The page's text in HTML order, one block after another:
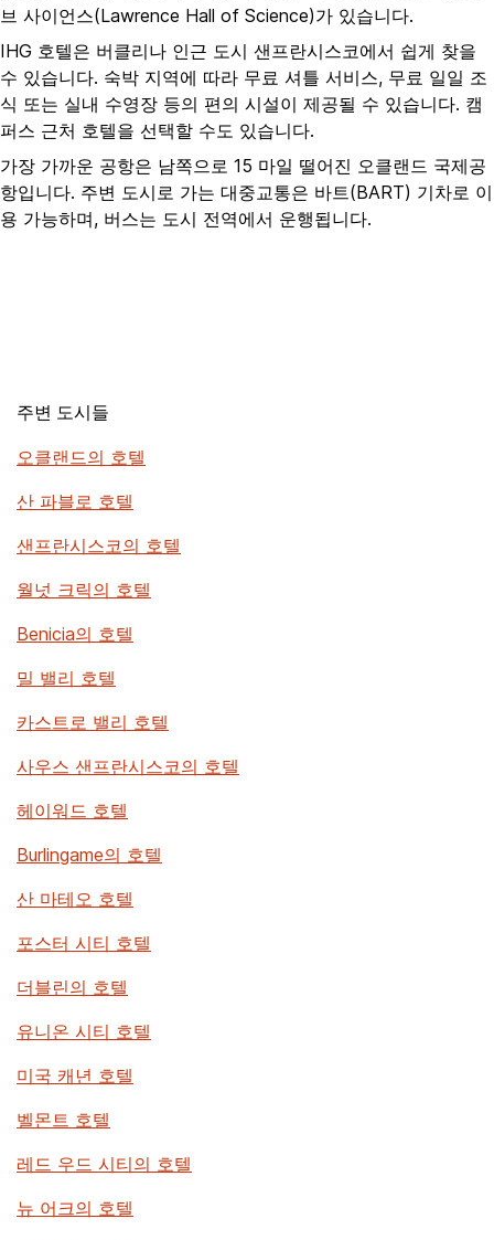
브 사이언스(Lawrence Hall of Science)가 있습니다.
IHG 호텔은 버클리나 인근 도시 샌프란시스코에서 쉽게 찾을
수 있습니다. 숙박 지역에 따라 무료 셔틀 서비스, 무료 일일 조
식 또는 실내 수영장 등의 편의 시설이 제공될 수 있습니다. 캠
퍼스 근처 호텔을 선택할 수도 있습니다.
가장 가까운 공항은 남쪽으로 15 마일 떨어진 오클랜드 국제공
항입니다. 주변 도시로 가는 대중교통은 바트(BART) 기차로 이
용 가능하며, 버스는 도시 전역에서 운행됩니다.
주변 도시들
오클랜드의 호텔
산 파블로 호텔
샌프란시스코의 호텔
월넛 크릭의 호텔
Benicia의 호텔
밀 밸리 호텔
카스트로 밸리 호텔
사우스 샌프란시스코의 호텔
헤이워드 호텔
Burlingame의 호텔
산 마테오 호텔
포스터 시티 호텔
더블린의 호텔
유니온 시티 호텔
미국 캐년 호텔
벨몬트 호텔
레드 우드 시티의 호텔
뉴 어크의 호텔